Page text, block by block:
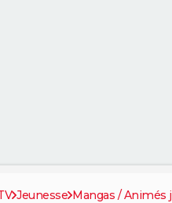
Jeunesse Mangas / Animés